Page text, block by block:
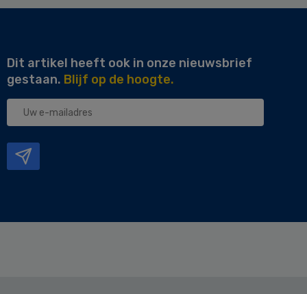
Dit artikel heeft ook in onze nieuwsbrief
gestaan. Blijf op de hoogte.
Uw